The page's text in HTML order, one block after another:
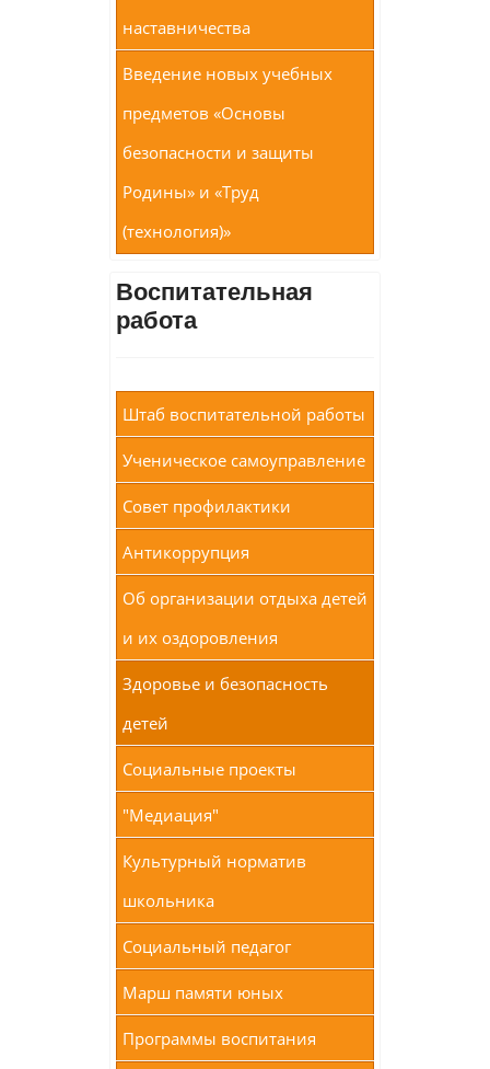
наставничества
Введение новых учебных
предметов «Основы
безопасности и защиты
Родины» и «Труд
(технология)»
Воспитательная
работа
Штаб воспитательной работы
Ученическое самоуправление
Совет профилактики
Антикоррупция
Об организации отдыха детей
и их оздоровления
Здоровье и безопасность
детей
Социальные проекты
"Медиация"
Культурный норматив
школьника
Социальный педагог
Марш памяти юных
Программы воспитания